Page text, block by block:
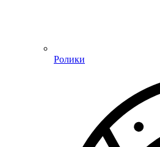
Ролики